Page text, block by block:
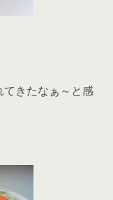
きたなぁ～と感